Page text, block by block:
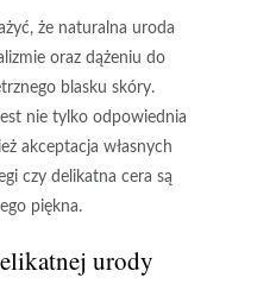
że naturalna uroda
oraz dążeniu do
blasku skóry.
nie tylko odpowiednia
akceptacja własnych
czy delikatna cera są
piękna.
urody